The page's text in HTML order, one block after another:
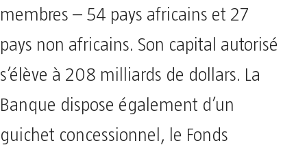
membres – 54 pays africains et 27
pays non africains. Son capital autorisé
s’élève à 208 milliards de dollars. La
Banque dispose également d’un
guichet concessionnel, le Fonds